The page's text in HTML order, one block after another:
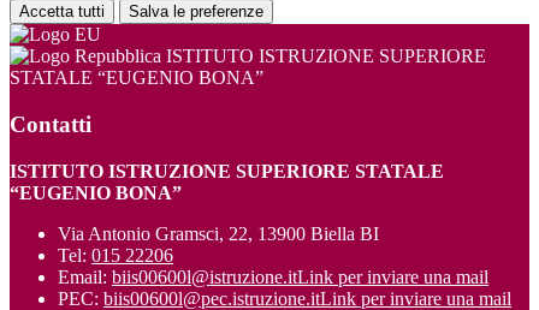
Accetta tutti Salva le preferenze
ISTITUTO ISTRUZIONE SUPERIORE
STATALE “EUGENIO BONA”
Contatti
ISTITUTO ISTRUZIONE SUPERIORE STATALE
“EUGENIO BONA”
Via Antonio Gramsci, 22, 13900 Biella BI
Tel: 015 22206
Email: biis00600l@istruzione.itLink per inviare una mail
PEC: biis00600l@pec.istruzione.itLink per inviare una mail